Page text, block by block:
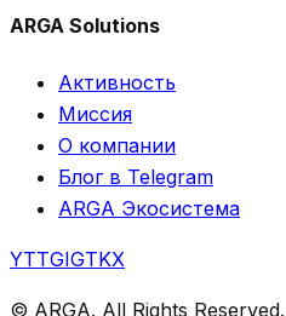
ARGA Solutions
Активность
Миссия
О компании
Блог в Telegram
ARGA Экосистема
YTTGIGTKX
© ARGA. All Rights Reserved.